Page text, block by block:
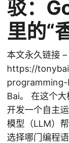
驳：
里的“
本文永久链接 –
https://
programming-
Bai。 在这个
开发一个自主
模型（LLM）
选择哪门编程